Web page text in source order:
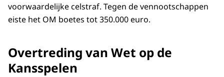
voorwaardelijke celstraf. Tegen de vennootschappen
eiste het OM boetes tot 350.000 euro.
Overtreding van Wet op de
Kansspelen